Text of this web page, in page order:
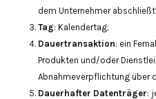
dem Unternehmer abschließt;
Tag: Kalendertag;
Dauertransaktion: ein
Produkten und/oder
Abnahmeverpflichtung über
Dauerhafter Datenträger: